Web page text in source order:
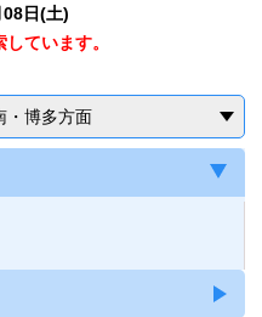
日(土)
ています。
博多方面